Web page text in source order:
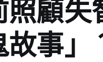
照顧失
故事